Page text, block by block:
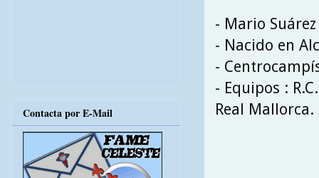
- Mario
- Nacido en
-
- Equipos :
Real Mallorca.
Contacta por E-Mail